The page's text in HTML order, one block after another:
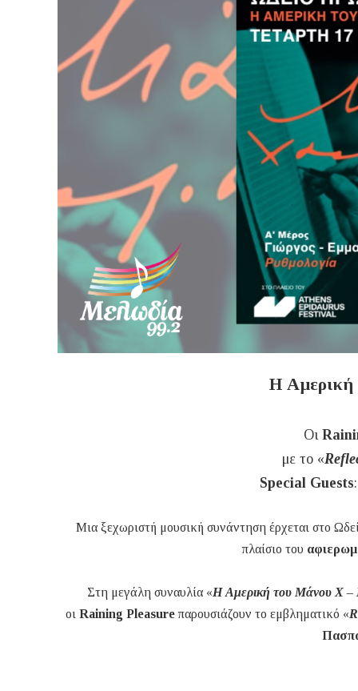
Η Αμερική
Οι
με το «
Special Guests
Μια ξεχωριστή μουσική συνάντηση έρχεται στο
πλαίσιο του
Στη μεγάλη συναυλία «Η Αμερική του Μάνου Χ
οι Raining Pleasure παρουσιάζουν το εμβληματικό «